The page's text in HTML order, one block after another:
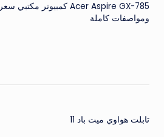
Acer Aspire GX-785 كمبيوتر مكتبي سعر
ومواصفات كاملة
تابلت هواوي ميت باد 11